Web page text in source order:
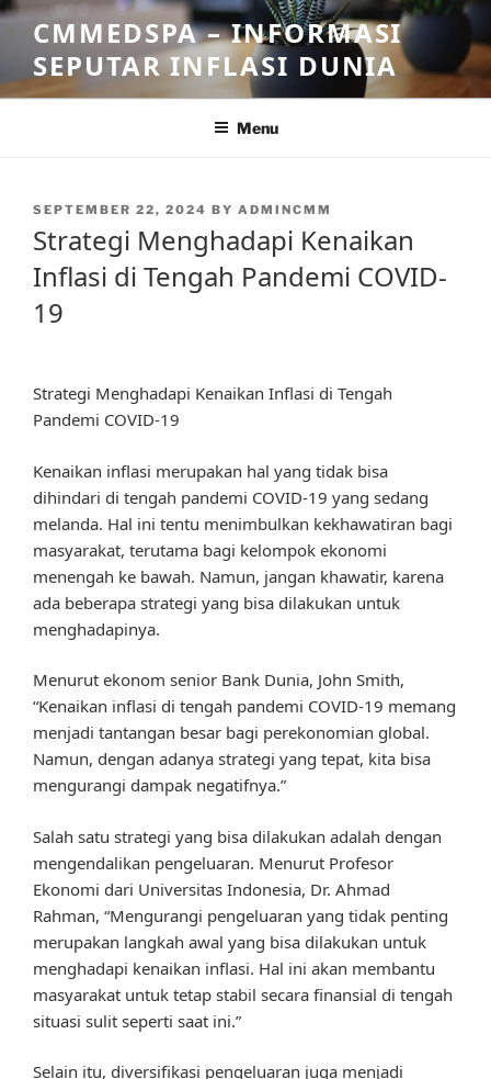
Skip
content
CMMEDSPA – INFORMASI
SEPUTAR INFLASI DUNIA
Menu
POSTED
SEPTEMBER 22, 2024 BY ADMINCMM
Strategi Menghadapi Kenaikan
Inflasi di Tengah Pandemi COVID-
19
Strategi Menghadapi Kenaikan Inflasi di Tengah
Pandemi COVID-19
Kenaikan inflasi merupakan hal yang tidak bisa
dihindari di tengah pandemi COVID-19 yang sedang
melanda. Hal ini tentu menimbulkan kekhawatiran bagi
masyarakat, terutama bagi kelompok ekonomi
menengah ke bawah. Namun, jangan khawatir, karena
ada beberapa strategi yang bisa dilakukan untuk
menghadapinya.
Menurut ekonom senior Bank Dunia, John Smith,
“Kenaikan inflasi di tengah pandemi COVID-19 memang
menjadi tantangan besar bagi perekonomian global.
Namun, dengan adanya strategi yang tepat, kita bisa
mengurangi dampak negatifnya.”
Salah satu strategi yang bisa dilakukan adalah dengan
mengendalikan pengeluaran. Menurut Profesor
Ekonomi dari Universitas Indonesia, Dr. Ahmad
Rahman, “Mengurangi pengeluaran yang tidak penting
merupakan langkah awal yang bisa dilakukan untuk
menghadapi kenaikan inflasi. Hal ini akan membantu
masyarakat untuk tetap stabil secara finansial di tengah
situasi sulit seperti saat ini.”
Selain itu, diversifikasi pengeluaran juga menjadi